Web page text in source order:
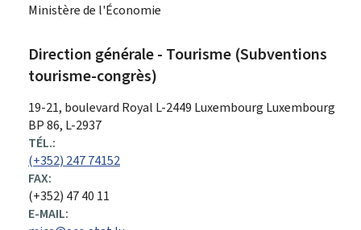
Ministère de l'Économie
Direction générale - Tourisme (Subventions
tourisme-congrès)
ADRESSE
:
19-21, boulevard Royal L-2449 Luxembourg Luxembourg
BP 86, L-2937
TÉL.:
(+352) 247 74152
FAX:
(+352) 47 40 11
E-MAIL: